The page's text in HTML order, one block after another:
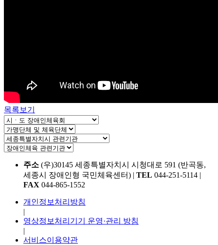
목록보기
주소 (우)30145 세종특별자치시 시청대로 591 (반곡동,
세종시 장애인형 국민체육센터) | TEL 044-251-5114 |
FAX 044-865-1552
개인정보처리방침
|
영상정보처리기기 운영·관리 방침
|
서비스이용약관